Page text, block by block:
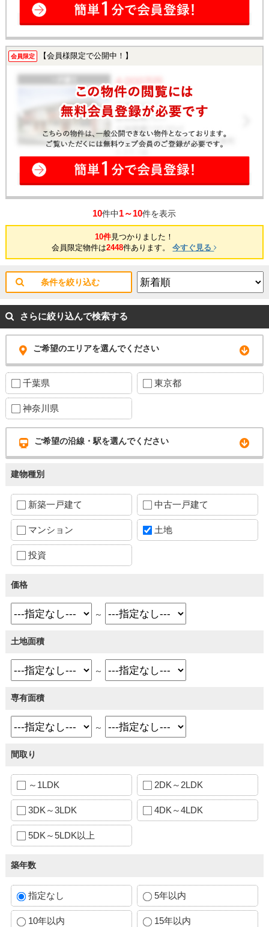
会員限定 【会員様限定で公開中！】
10件中1～10件を表示
10件見つかりました！
会員限定物件は2448件あります。今すぐ見る
条件を絞り込む
さらに絞り込んで検索する
ご希望のエリアを選んでください
千葉県 東京都
神奈川県
ご希望の沿線・駅を選んでください
建物種別
新築一戸建て 中古一戸建て
マンション 土地
投資
価格
～
土地面積
～
専有面積
～
間取り
～1LDK 2DK～2LDK
3DK～3LDK 4DK～4LDK
5DK～5LDK以上
築年数
指定なし 5年以内
10年以内 15年以内